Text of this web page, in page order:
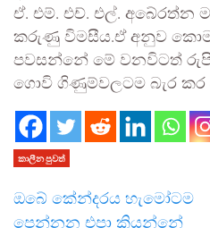
ඒ. එම්. එච්. එල්. අබේරත්න
කරුණු විමසීය.ඒ අනුව
පවසන්නේ මේ වනවිටත්
ගොවි ගිණුම්වලටම බැර කර
කාලීන පුවත්
ඔබේ කේන්දරය හැමෝටම
පෙන්නන එපා කියන්නේ